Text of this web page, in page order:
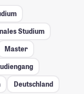
Studium
Master
Deutschland